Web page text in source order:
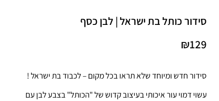
סידור כותל בת ישראל | לבן כסף
₪129
סידור חדש ומיוחד שלא תראו בכל מקום – לכבוד בת ישראל !
עשוי דמוי עור איכותי בעיצוב קדוש של "הכותל" בצבע לבן עם